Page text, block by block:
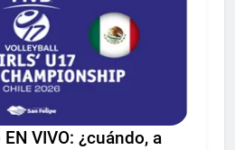
VIVO: ¿cuándo, a